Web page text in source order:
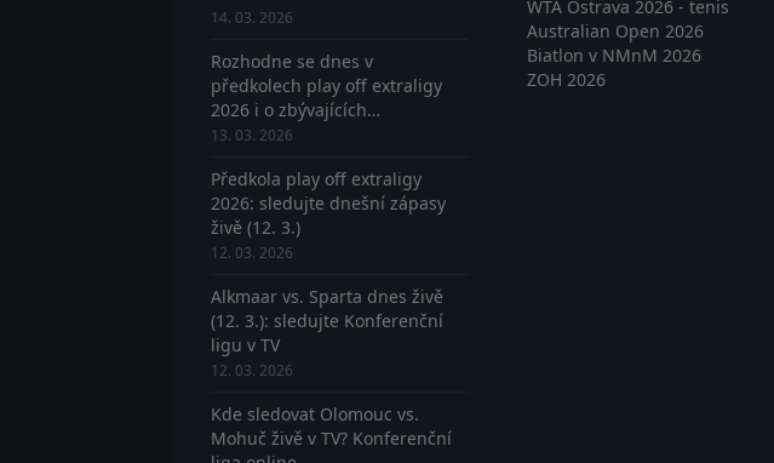
14. 03. 2026
Rozhodne se dnes v
předkolech play off extraligy
2026 i o zbývajících
postupujících? Sledujte živě
13. 03. 2026
Předkola play off extraligy
2026: sledujte dnešní zápasy
živě (12. 3.)
12. 03. 2026
Alkmaar vs. Sparta dnes živě
(12. 3.): sledujte Konferenční
ligu v TV
12. 03. 2026
Kde sledovat Olomouc vs.
Mohuč živě v TV? Konferenční
WTA Ostrava 2026 - tenis
Australian Open 2026
Biatlon v NMnM 2026
ZOH 2026